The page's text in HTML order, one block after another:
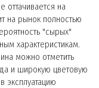
на
на рынок полностью
"сырых"
характеристикам.
можно отметить
и широкую цветовую
эксплуатацию